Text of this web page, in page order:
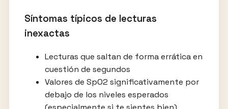
Síntomas típicos de lecturas
inexactas
Lecturas que saltan de forma errática en
cuestión de segundos
Valores de SpO2 significativamente por
debajo de los niveles esperados